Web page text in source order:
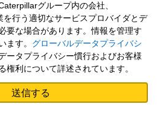
グループ内の会社、
行う適切なサービスプロバイダとデ
要な場合があります。情報を管理す
ます。 グローバルデータプライバシ
ータプライバシー慣行およびお客様
権利について詳述されています。